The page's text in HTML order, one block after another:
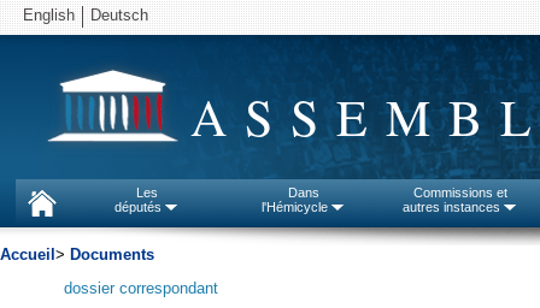
English Deutsch
Les
députés
Dans
l'Hémicycle
Commissions et
autres instances
Accueil > Documents
dossier correspondant